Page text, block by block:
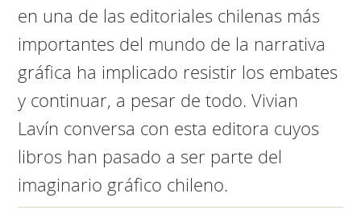
en una de las editoriales chilenas más
importantes del mundo de la narrativa
gráfica ha implicado resistir los embates
y continuar, a pesar de todo. Vivian
Lavín conversa con esta editora cuyos
libros han pasado a ser parte del
imaginario gráfico chileno.